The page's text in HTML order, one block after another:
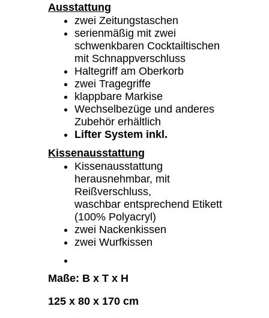
Ausstattung
zwei Zeitungstaschen
serienmäßig mit zwei
schwenkbaren Cocktailtischen
mit Schnappverschluss
Haltegriff am Oberkorb
zwei Tragegriffe
klappbare Markise
Wechselbezüge und anderes
Zubehör erhältlich
Lifter System inkl.
Kissenausstattung
Kissenausstattung
herausnehmbar, mit
Reißverschluss,
waschbar entsprechend Etikett
(100% Polyacryl)
zwei Nackenkissen
zwei Wurfkissen
Maße: B x T x H
125 x 80 x 170 cm